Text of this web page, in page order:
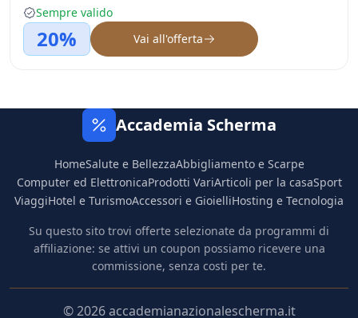
Sempre valido
20% Vai all'offerta
Accademia Scherma
HomeSalute e BellezzaAbbigliamento e Scarpe
Computer ed ElettronicaProdotti VariArticoli per la casaSport
ViaggiHotel e TurismoAccessori e GioielliHosting e Tecnologia
Su questo sito trovi offerte selezionate da programmi di
affiliazione: se attivi un coupon possiamo ricevere una
commissione, senza costi per te.
© 2026 accademianazionalescherma.it